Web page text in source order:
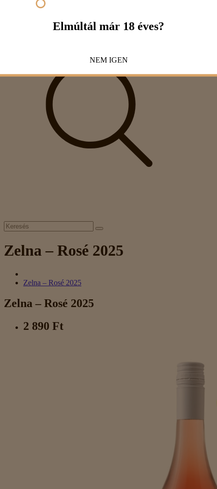
Zelna – Rosé 2025
Zelna – Rosé 2025
Zelna – Rosé 2025
2 890 Ft
Elmúltál már 18 éves?
NEM IGEN